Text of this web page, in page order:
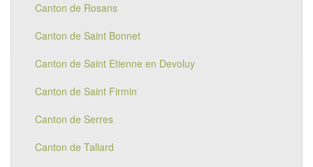
Canton de Rosans
Canton de Saint Bonnet
Canton de Saint Etienne en Devoluy
Canton de Saint Firmin
Canton de Serres
Canton de Tallard